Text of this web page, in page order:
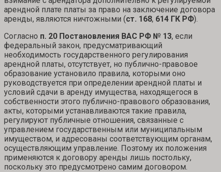
арендной плате платы за право на заключение договора
аренды, являются ничтожными (ст. 168, 614 ГК РФ).
Согласно п. 20 Постановления ВАС РФ № 13, если
федеральный закон, предусматривающий
необходимость государственного регулирования
арендной платы, отсутствует, но публично-правовое
образование установило правила, которыми оно
руководствуется при определении арендной платы и
условий сдачи в аренду имущества, находящегося в
собственности этого публично-правового образования,
акты, которыми устанавливаются такие правила,
регулируют публичные отношения, связанные с
управлением государственным или муниципальным
имуществом, и адресованы соответствующим органам,
осуществляющим управление. Поэтому их положения
применяются к договору аренды лишь постольку,
поскольку это предусмотрено самим договором.